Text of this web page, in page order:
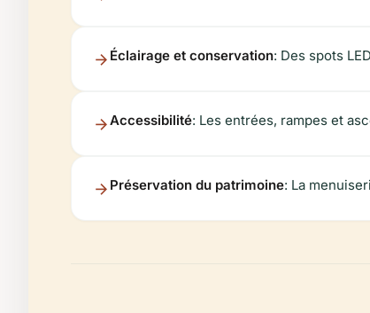
Éclairage et conservation: Des spots
Accessibilité: Les entrées, rampes et
Préservation du patrimoine: La